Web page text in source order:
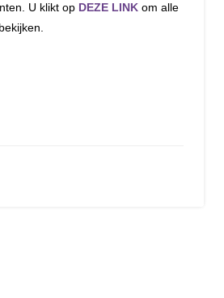
U klikt op DEZE LINK om alle